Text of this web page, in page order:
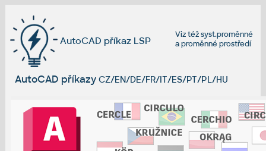
Viz téžsyst.proměnné
aproměnné prostředí
AutoCAD příkaz LSP
AutoCAD příkazy CZ/EN/DE/FR/IT/ES/PT/PL/HU